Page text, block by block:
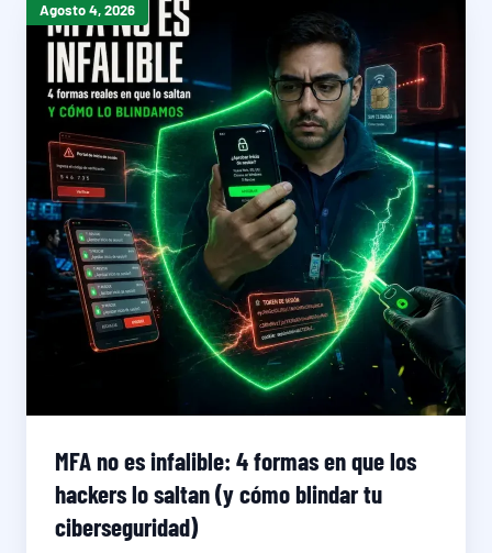
Agosto 4, 2026
MFA no es infalible: 4 formas en que los
hackers lo saltan (y cómo blindar tu
ciberseguridad)